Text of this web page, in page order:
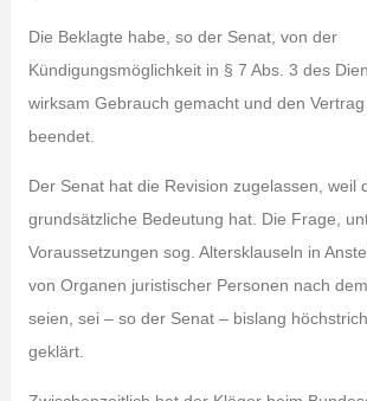
Die Beklagte habe, so der Senat, von der
Kündigungsmöglichkeit in § 7 Abs. 3 des
wirksam Gebrauch gemacht und den
beendet.
Der Senat hat die Revision zugelassen, weil
grundsätzliche Bedeutung hat. Die Frage,
Voraussetzungen sog. Altersklauseln in
von Organen juristischer Personen nach
seien, sei – so der Senat – bislang
geklärt.